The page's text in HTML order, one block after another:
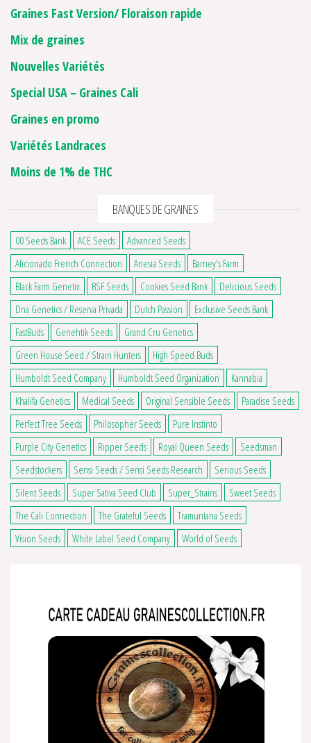
Graines Fast Version/ Floraison rapide
Mix de graines
Nouvelles Variétés
Special USA – Graines Cali
Graines en promo
Variétés Landraces
Moins de 1% de THC
BANQUES DE GRAINES
00 Seeds Bank ACE Seeds
Advanced Seeds
Aficionado French Connection
Anesia Seeds
Barney's Farm
Black Farm Genetix
BSF Seeds Cookies Seed Bank
Delicious Seeds
Dna Genetics / Reserva Privada
Dutch Passion
Exclusive Seeds Bank
FastBuds
Genehtik Seeds
Grand Cru Genetics
Green House Seed / Strain Hunters
High Speed Buds
Humboldt Seed Company
Humboldt Seed Organization
Kannabia
Khalifa Genetics
Medical Seeds Original Sensible Seeds
Paradise Seeds
Perfect Tree Seeds
Philosopher Seeds
Pure Instinto
Purple City Genetics
Ripper Seeds Royal Queen Seeds
Seedsman
Seedstockers
Sensi Seeds / Sensi Seeds Research
Serious Seeds
Silent Seeds
Super Sativa Seed Club Super_Strains
Sweet Seeds
The Cali Connection
The Grateful Seeds
Tramuntana Seeds
Vision Seeds
White Label Seed Company World of Seeds